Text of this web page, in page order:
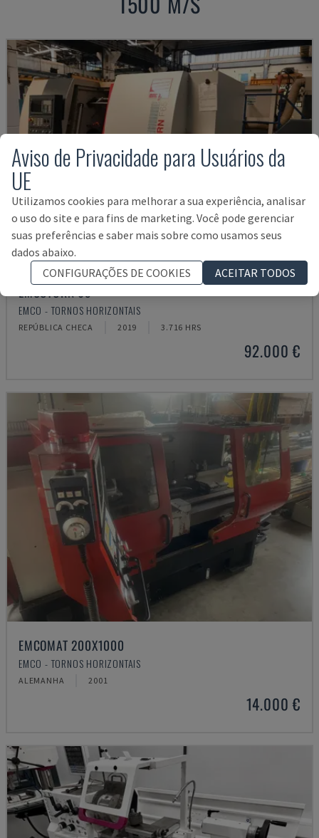
EMCOTURN 65
EMCO - TORNOS HORIZONTAIS
REPÚBLICA CHECA 2019 3.716 HRS
92.000 €
EMCOMAT 200X1000
EMCO - TORNOS HORIZONTAIS
ALEMANHA 2001
14.000 €
Aviso de Privacidade para Usuários da
UE
Utilizamos cookies para melhorar a sua experiência, analisar
o uso do site e para fins de marketing. Você pode gerenciar
suas preferências e saber mais sobre como usamos seus
dados abaixo.
CONFIGURAÇÕES DE COOKIES
ACEITAR TODOS